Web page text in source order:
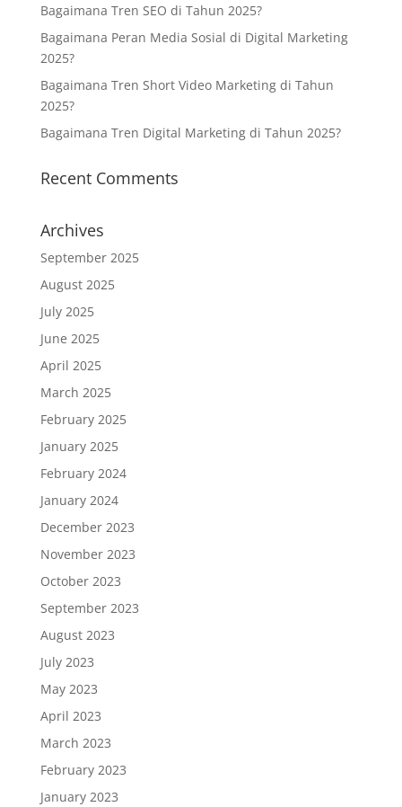
Bagaimana Tren SEO di Tahun 2025?
Bagaimana Peran Media Sosial di Digital Marketing
2025?
Bagaimana Tren Short Video Marketing di Tahun
2025?
Bagaimana Tren Digital Marketing di Tahun 2025?
Recent Comments
Archives
September 2025
August 2025
July 2025
June 2025
April 2025
March 2025
February 2025
January 2025
February 2024
January 2024
December 2023
November 2023
October 2023
September 2023
August 2023
July 2023
May 2023
April 2023
March 2023
February 2023
January 2023